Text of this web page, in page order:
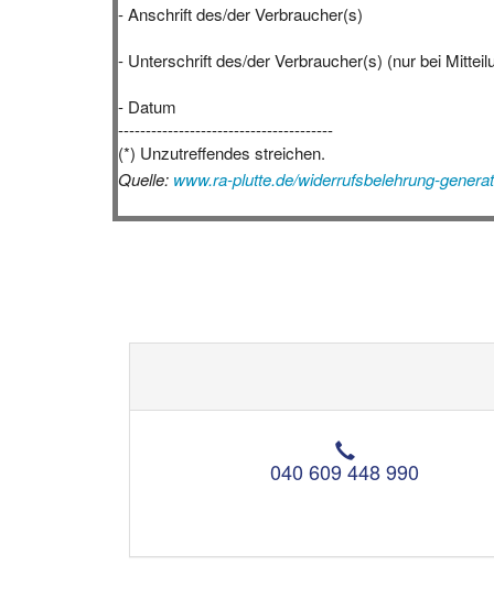
- Anschrift des/der Verbraucher(s)
- Unterschrift des/der Verbraucher(s) (nur bei
- Datum
---------------------------------------
(*) Unzutreffendes streichen.
Quelle: www.ra-plutte.de/widerrufsbelehrung-
T
e
l
o
040 609 448 990